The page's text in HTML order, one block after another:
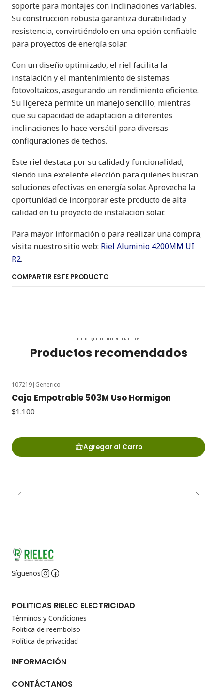
soporte para montajes con inclinaciones variables.
Su construcción robusta garantiza durabilidad y
resistencia, convirtiéndolo en una opción confiable
para proyectos de energía solar.
Con un diseño optimizado, el riel facilita la
instalación y el mantenimiento de sistemas
fotovoltaicos, asegurando un rendimiento eficiente.
Su ligereza permite un manejo sencillo, mientras
que su capacidad de adaptación a diferentes
inclinaciones lo hace versátil para diversas
configuraciones de techos.
Este riel destaca por su calidad y funcionalidad,
siendo una excelente elección para quienes buscan
soluciones efectivas en energía solar. Aprovecha la
oportunidad de incorporar este producto de alta
calidad en tu proyecto de instalación solar.
Para mayor información o para realizar una compra,
visita nuestro sitio web: Riel Aluminio 4200MM UI
R2.
COMPARTIR ESTE PRODUCTO
PUEDE QUE TE INTERESEN ESTOS
Productos recomendados
107219| Generico
Caja Empotrable 503M Uso Hormigon
$1.100
Agregar al Carro
Síguenos
POLITICAS RIELEC ELECTRICIDAD
Términos y Condiciones
Politica de reembolso
Política de privacidad
INFORMACIÓN
CONTÁCTANOS